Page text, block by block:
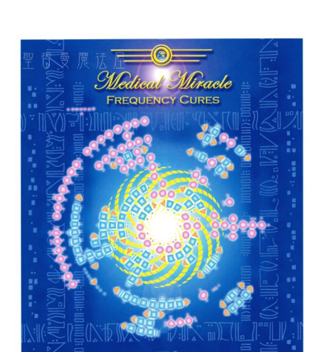
全家取貨付款
每筆NT$80，滿NT$3,000(含以上)免運費
7-11取貨付款
每筆NT$80，滿NT$3,000(含以上)免運費
賣家宅配幫您送（台灣）
每筆NT$80，滿NT$3,000(含以上)免運費
郵局幫你送（離島）
每筆NT$80，滿NT$3,000(含以上)免運費
付款後門市自取
免運費